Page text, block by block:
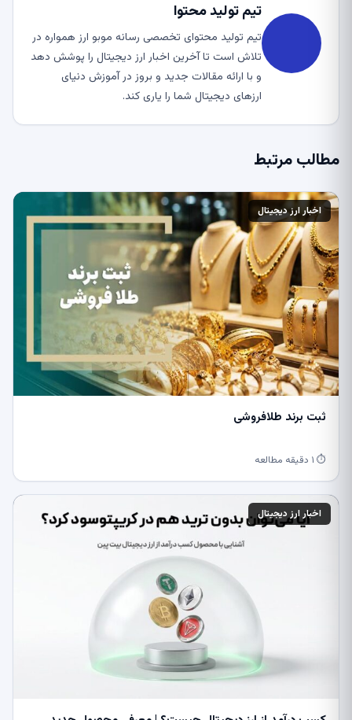
تیم تولید محتوا
تیم تولید محتوای تخصصی رسانه موبو ارز همواره در
تلاش است تا آخرین اخبار ارز دیجیتال را پوشش دهد
و با ارائه مقالات جدید و بروز در آموزش دنیای
ارزهای دیجیتال شما را یاری کند.
مطالب مرتبط
اخبار ارز دیجیتال
ثبت برند طلافروشی
⏱ ۱ دقیقه مطالعه
اخبار ارز دیجیتال